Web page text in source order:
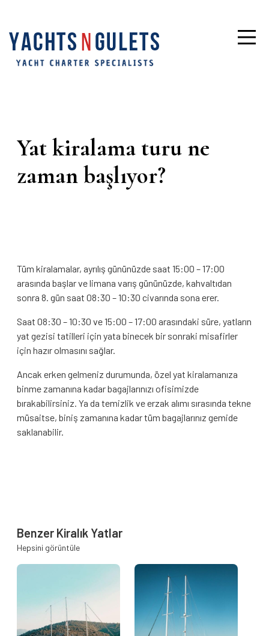
Yat kiralama turu ne
zaman başlıyor?
Tüm kiralamalar, ayrılış gününüzde saat 15:00 – 17:00
arasında başlar ve limana varış gününüzde, kahvaltıdan
sonra 8. gün saat 08:30 – 10:30 civarında sona erer.
Saat 08:30 – 10:30 ve 15:00 – 17:00 arasındaki süre, yatların
yat gezisi tatilleri için yata binecek bir sonraki misafirler
için hazır olmasını sağlar.
Ancak erken gelmeniz durumunda, özel yat kiralamanıza
binme zamanına kadar bagajlarınızı ofisimizde
bırakabilirsiniz. Ya da temizlik ve erzak alımı sırasında tekne
müsaitse, biniş zamanına kadar tüm bagajlarınız gemide
saklanabilir.
Benzer Kiralık Yatlar
Hepsini görüntüle